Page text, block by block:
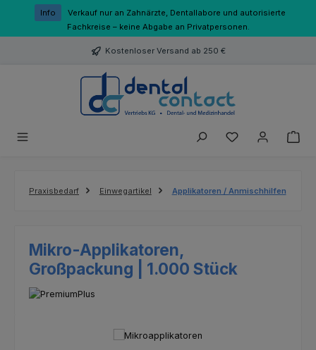
Zum Hauptinhalt springen
Info
Verkauf nur an Zahnärzte, Dentallabore und autorisierte
Fachkreise – keine Abgabe an Privatpersonen.
Kostenloser Versand ab 250 €
Du hast 0
Praxisbedarf Einwegartikel Applikatoren / Anmischhilfen
Mikro-Applikatoren,
Großpackung | 1.000 Stück
Bildergalerie überspringen